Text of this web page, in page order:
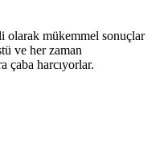
olarak mükemmel sonuçlar
ve her zaman
çaba harcıyorlar.